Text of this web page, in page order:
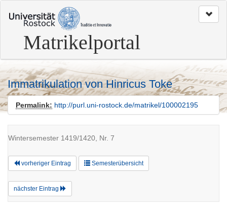
zum
Seitenanfang
Matrikelportal
Immatrikulation von Hinricus Toke
Permalink: http://purl.uni-rostock.de/matrikel/100002195
Wintersemester 1419/1420, Nr. 7
vorheriger Eintrag Semesterübersicht
nächster Eintrag